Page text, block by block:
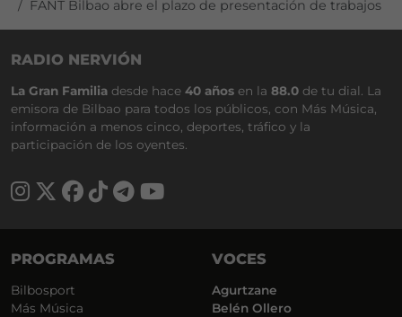
FANT Bilbao abre el plazo de presentación de trabajos
RADIO NERVIÓN
La Gran Familia desde hace 40 años en la 88.0 de tu dial. La
emisora de Bilbao para todos los públicos, con Más Música,
información a menos cinco, deportes, tráfico y la
participación de los oyentes.
PROGRAMAS
Bilbosport
Más Música
VOCES
Agurtzane
Belén Ollero